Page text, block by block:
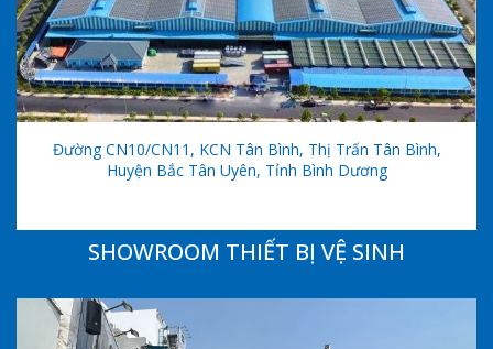
Đường CN10/CN11, KCN Tân Bình, Thị Trấn Tân Bình,
Huyện Bắc Tân Uyên, Tỉnh Bình Dương
SHOWROOM THIẾT BỊ VỆ SINH